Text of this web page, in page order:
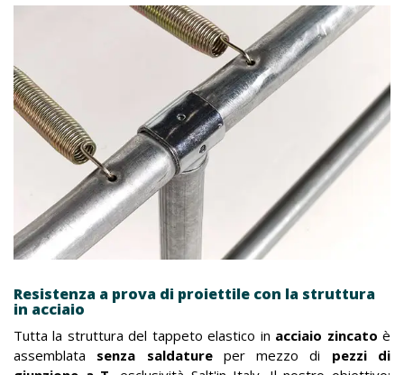
Resistenza a prova di proiettile con la struttura
in acciaio
Tutta la struttura del tappeto elastico in acciaio zincato è
assemblata senza saldatureper mezzo di pezzi di